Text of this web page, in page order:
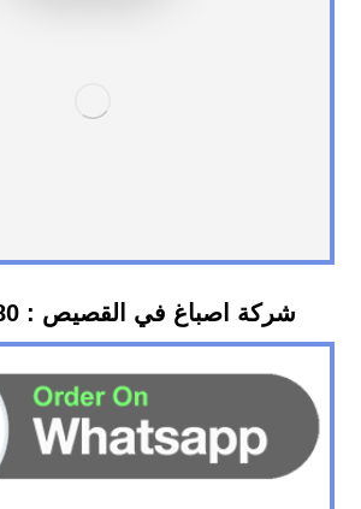
شركة اصباغ في القصيص : 0557821580